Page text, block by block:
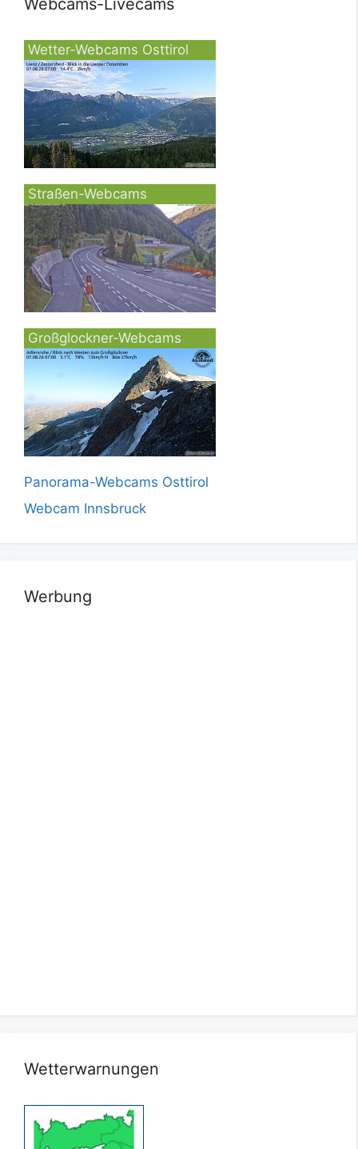
Wetter-Webcams Osttirol
Straßen-Webcams
Großglockner-Webcams
Panorama-Webcams Osttirol
Webcam Innsbruck
Werbung
Wetterwarnungen